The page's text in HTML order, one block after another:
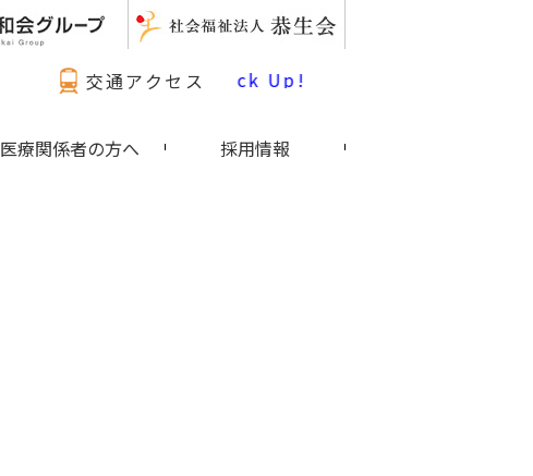
交通アクセス
最新情報 Pick Up!
医療関係者の方へ 採用情報